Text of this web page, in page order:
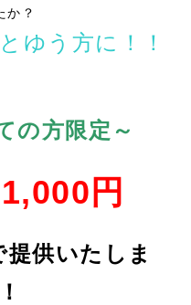
か？
ゆう方に！！
の方限定～
1,000円
供いたしま